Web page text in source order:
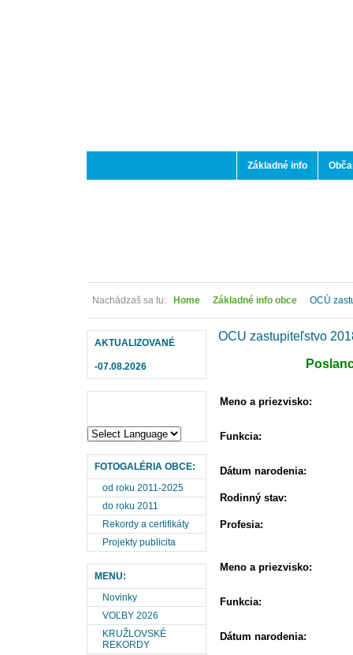
Základné info
Nachádzaš sa tu: Home Základné info obce OCÚ
AKTUALIZOVANÉ
-07.08.2026
FOTOGALÉRIA OBCE:
od roku 2011-2025
do roku 2011
Rekordy a certifikáty
Projekty publicita
MENU:
Novinky
VOĽBY 2026
KRUŽLOVSKÉ
REKORDY
OCÚ zastupiteľstvo
Meno a priezvisko:
Funkcia:
Dátum narodenia:
Rodinný stav:
Profesia:
Meno a priezvisko:
Funkcia:
Dátum narodenia: